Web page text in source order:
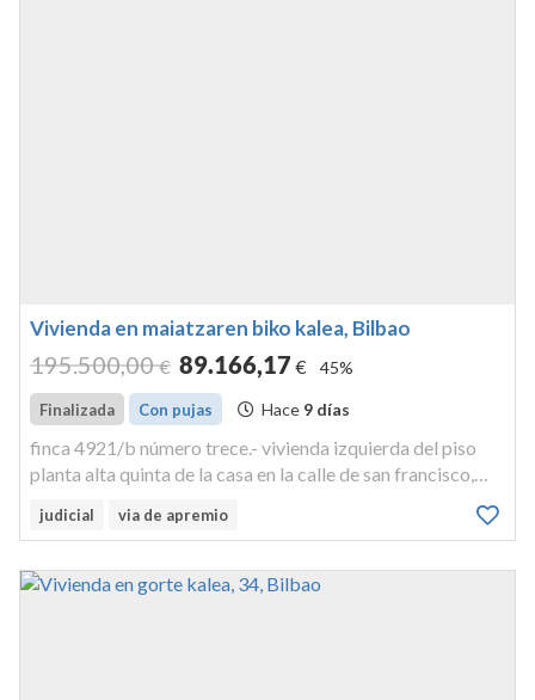
Vivienda en maiatzaren biko kalea, Bilbao
195.500,00 € 89.166,17 € 45%
Finalizada Con pujas Hace 9 días
finca 4921/b número trece.- vivienda izquierda del piso
planta alta quinta de la casa en la calle de san francisco,
letrado j, de la calle dos de mayo. inscrita en el registro de
la propiedad n 8 de bilbao, finca 4921/b, al tomo 1.629, l...
judicial via de apremio